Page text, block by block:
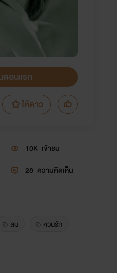
ตอนแรก
ให้ดาว
10K เข้าชม
28 ความคิดเห็น
ลม หวนรัก